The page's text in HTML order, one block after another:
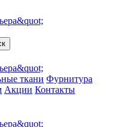
ткани Фурнитура
Акции Контакты